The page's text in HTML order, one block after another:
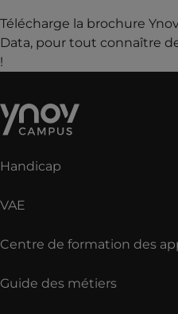
Télécharge la brochure
Data, pour tout connaître
!
Handicap
VAE
Centre de formation des
Guide des métiers